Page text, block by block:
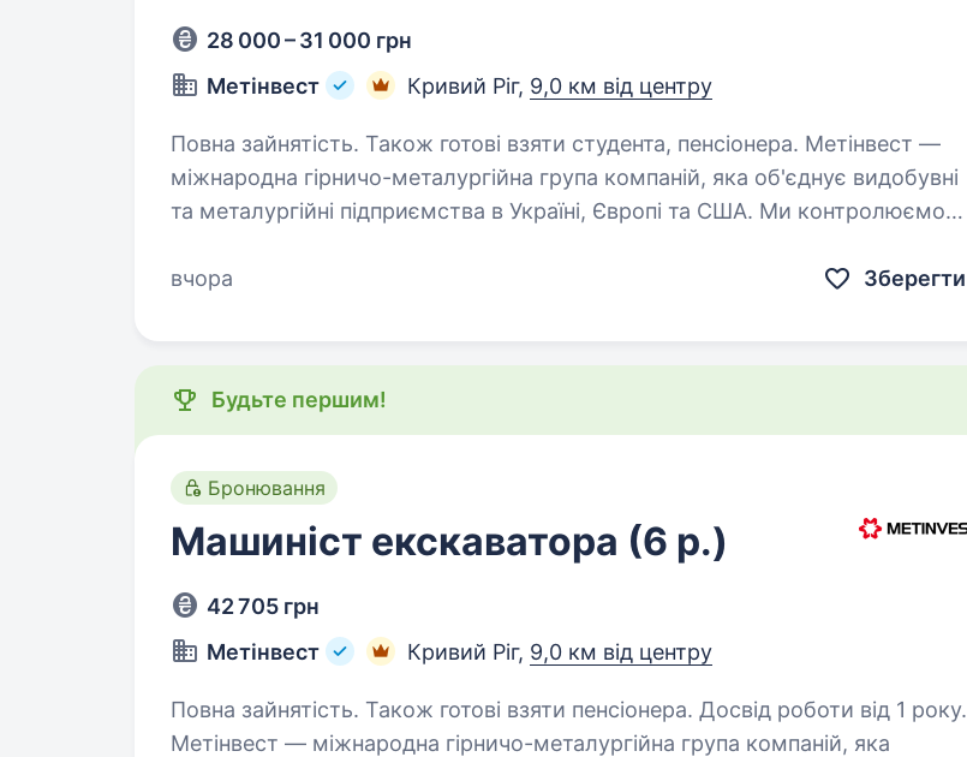
28 000 – 31 000 грн
Метінвест
Кривий Ріг, 9,0 км від центру
Повна зайнятість. Також готові взяти студента, пенсіонера. Метінвест —
міжнародна гірничо-металургійна група компаній, яка об'єднує видобувні
та металургійні підприємства в Україні, Європі та США. Ми контролюємо
до виробництва…
вчора Зберегти
Будьте першим!
Бронювання
Машиніст екскаватора (6 р.)
42 705 грн
Метінвест
Кривий Ріг, 9,0 км від центру
Повна зайнятість. Також готові взяти пенсіонера. Досвід роботи від 1 року.
Метінвест — міжнародна гірничо-металургійна група компаній, яка